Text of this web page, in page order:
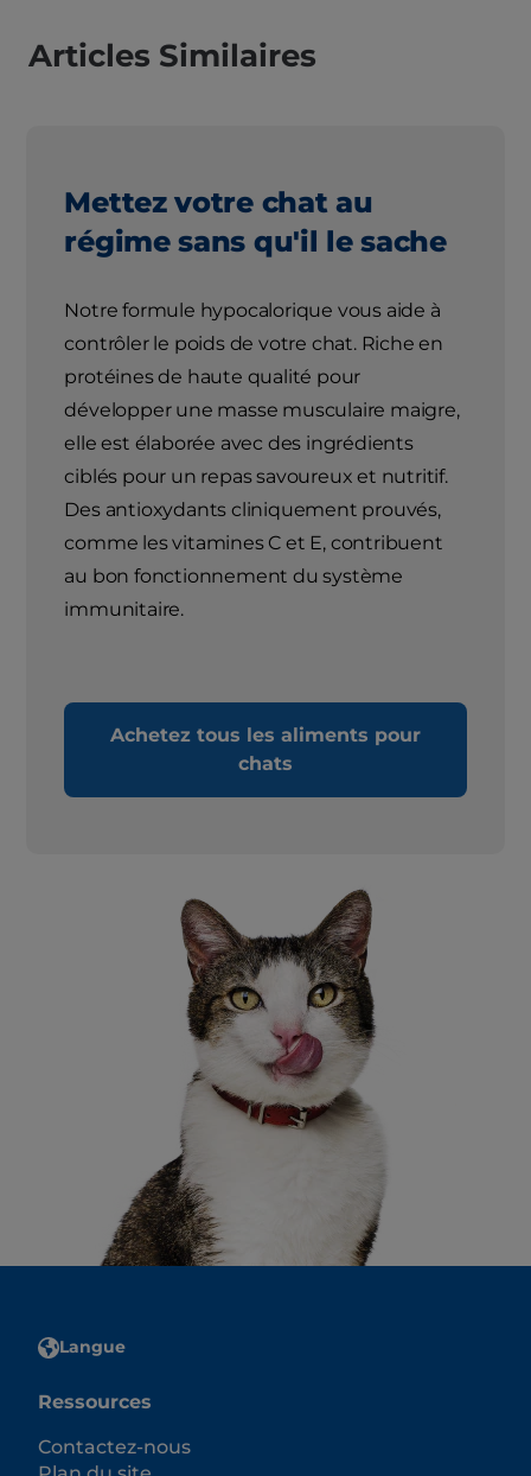
Articles Similaires
Mettez votre chat au
régime sans qu'il le sache
Notre formule hypocalorique vous aide à
contrôler le poids de votre chat. Riche en
protéines de haute qualité pour
développer une masse musculaire maigre,
elle est élaborée avec des ingrédients
ciblés pour un repas savoureux et nutritif.
Des antioxydants cliniquement prouvés,
comme les vitamines C et E, contribuent
au bon fonctionnement du système
immunitaire.
Achetez tous les aliments pour
chats
Langue
Ressources
Contactez-nous